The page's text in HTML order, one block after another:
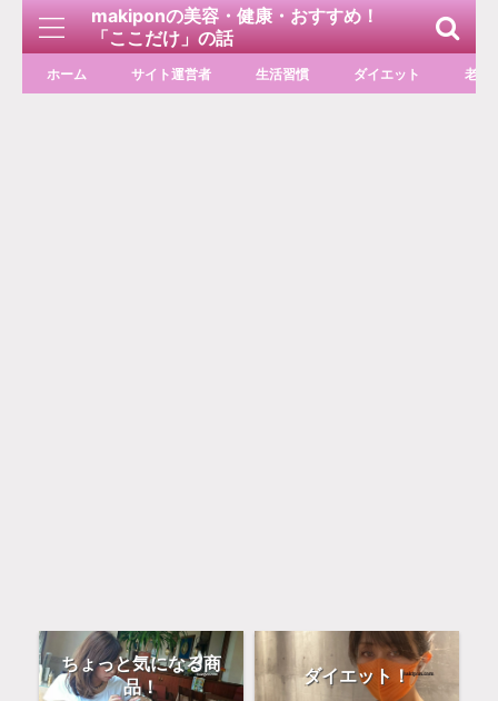
makiponの美容・健康・おすすめ！
「ここだけ」の話
ホーム サイト運営者 生活習慣 ダイエット 老化
ちょっと気になる商
品！
ダイエット！